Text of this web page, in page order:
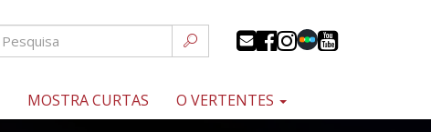
MOSTRA CURTAS O VERTENTES